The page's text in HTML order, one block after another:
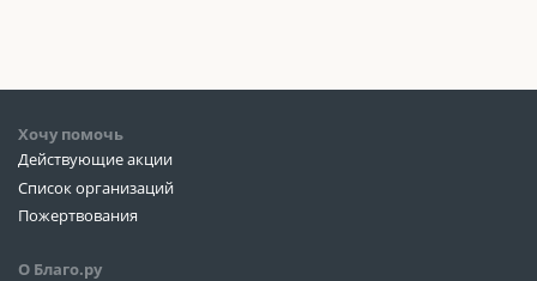
Хочу помочь
Действующие акции
Список организаций
Пожертвования
О Благо.ру